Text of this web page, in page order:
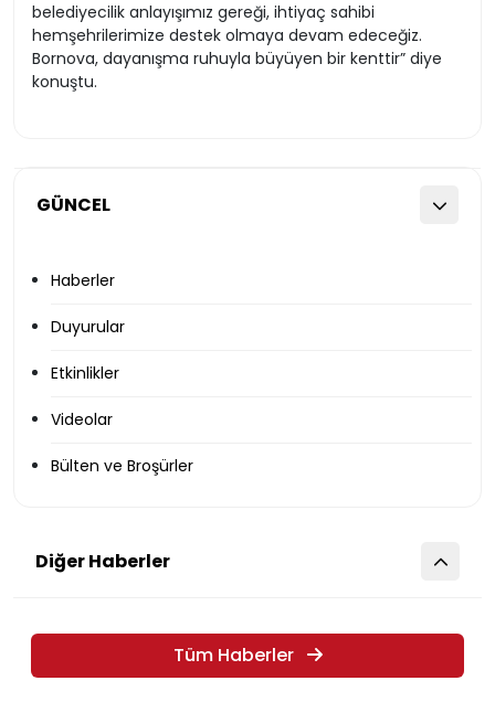
GÜNCEL
Haberler
Duyurular
Etkinlikler
Videolar
Bülten ve Broşürler
belediyecilik anlayışımız gereği, ihtiyaç sahibi
hemşehrilerimize destek olmaya devam edeceğiz.
Bornova, dayanışma ruhuyla büyüyen bir kenttir” diye
konuştu.
Diğer Haberler
Tüm Haberler